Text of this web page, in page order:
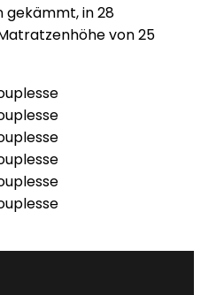
gekämmt, in 28
von 25